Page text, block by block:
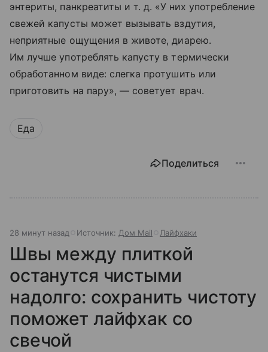
энтериты, панкреатиты и т. д. «У них употребление
свежей капусты может вызывать вздутия,
неприятные ощущения в животе, диарею.
Им лучше употреблять капусту в термически
обработанном виде: слегка протушить или
приготовить на пару», — советует врач.
Еда
Поделиться
28 минут назад Источник: Дом Mail Лайфхаки
Швы между плиткой
останутся чистыми
надолго: сохранить чистоту
поможет лайфхак со
свечой